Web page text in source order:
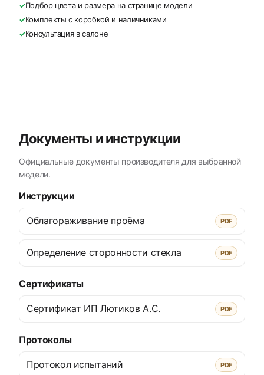
✓Подбор цвета и размера на странице модели
✓Комплекты с коробкой и наличниками
✓Консультация в салоне
Документы и инструкции
Официальные документы производителя для выбранной
модели.
Инструкции
Облагораживание проёма PDF
Определение сторонности стекла PDF
Сертификаты
Сертификат ИП Лютиков А.С. PDF
Протоколы
Протокол испытаний PDF